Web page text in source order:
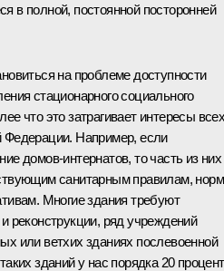
в полной, постоянной посторонней
на проблеме доступности
стационарного социального
что это затрагивает интересы
Федерации. Например, если
домов-интернатов, то часть из них
санитарным правилам,
Многие здания требуют
реконструкции, ряд учреждений
или ветхих зданиях послевоенной
зданий у нас порядка 20